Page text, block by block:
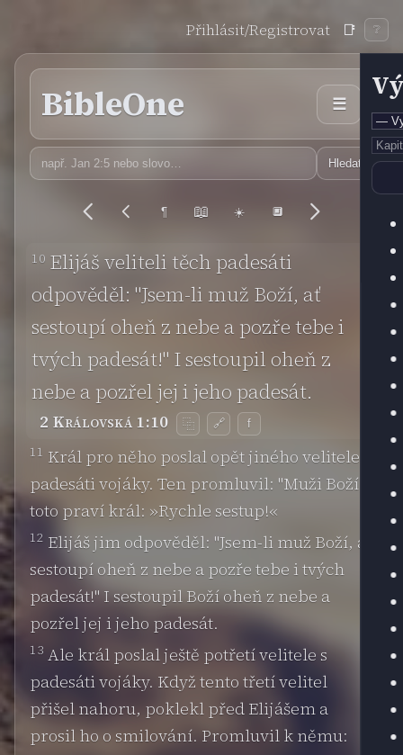
Přihlásit/Registrovat 📑 ❔
BibleOne ☰
Hledat
¶ 📖 ☀️ 🔲
10 Elijáš veliteli těch padesáti
odpověděl: "Jsem-li muž Boží, ať
sestoupí oheň z nebe a pozře tebe i
tvých padesát!" I sestoupil oheň z
nebe a pozřel jej i jeho padesát.
2 Královská 1:10 ⿻ 🔗 f
11 Král pro něho poslal opět jiného velitele s
padesáti vojáky. Ten promluvil: "Muži Boží,
toto praví král: »Rychle sestup!«
12 Elijáš jim odpověděl: "Jsem-li muž Boží, ať
sestoupí oheň z nebe a pozře tebe i tvých
padesát!" I sestoupil Boží oheň z nebe a
pozřel jej i jeho padesát.
13 Ale král poslal ještě potřetí velitele s
padesáti vojáky. Když tento třetí velitel
přišel nahoru, poklekl před Elijášem a
prosil ho o smilování. Promluvil k němu: